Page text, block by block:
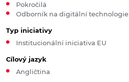
Pokročilá
Odborník na digitální technologie
Typ iniciativy
Institucionální iniciativa EU
Cílový jazyk
Angličtina